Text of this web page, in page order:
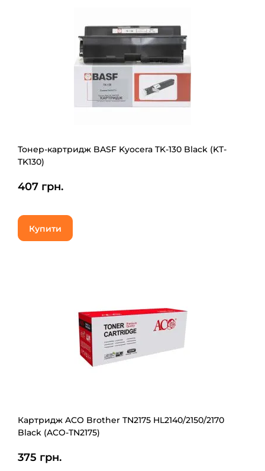
Тонер-картридж BASF Kyocera TK-130 Black (KT-
TK130)
407 грн.
Купити
Картридж ACO Brother TN2175 HL2140/2150/2170
Black (ACO-TN2175)
375 грн.